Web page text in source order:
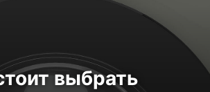
выбрать